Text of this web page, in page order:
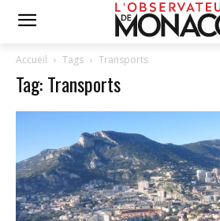
Accueil Tags Transports
Tag: Transports